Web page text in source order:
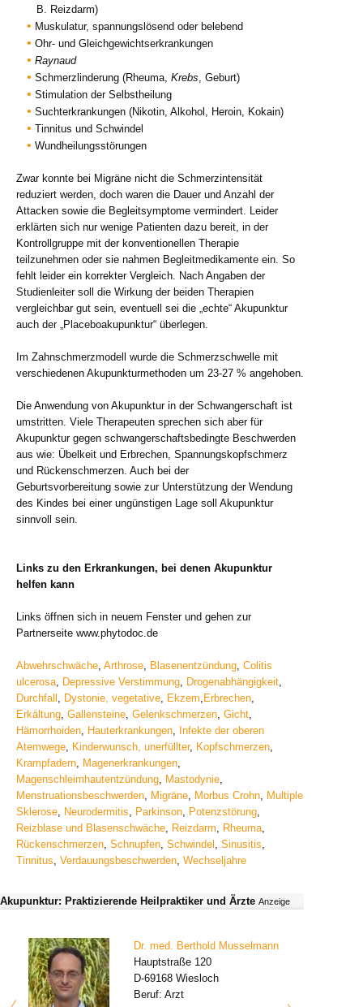
B. Reizdarm)
Muskulatur, spannungslösend oder belebend
Ohr- und Gleichgewichtserkrankungen
Raynaud
Schmerzlinderung (Rheuma,Krebs, Geburt)
Stimulation der Selbstheilung
Suchterkrankungen (Nikotin, Alkohol, Heroin, Kokain)
Tinnitus und Schwindel
Wundheilungsstörungen
Zwar konnte bei Migräne nicht die Schmerzintensität
reduziert werden, doch waren die Dauer und Anzahl der
Attacken sowie die Begleitsymptome vermindert. Leider
erklärten sich nur wenige Patienten dazu bereit, in der
Kontrollgruppe mit der konventionellen Therapie
teilzunehmen oder sie nahmen Begleitmedikamente ein. So
fehlt leider ein korrekter Vergleich. Nach Angaben der
Studienleiter soll die Wirkung der beiden Therapien
vergleichbar gut sein, eventuell sei die „echte“ Akupunktur
auch der „Placeboakupunktur“ überlegen.
Im Zahnschmerzmodell wurde die Schmerzschwelle mit
verschiedenen Akupunkturmethoden um 23-27 % angehoben.
Die Anwendung von Akupunktur in der Schwangerschaft ist
umstritten. Viele Therapeuten sprechen sich aber für
Akupunktur gegen schwangerschaftsbedingte Beschwerden
aus wie: Übelkeit und Erbrechen, Spannungskopfschmerz
und Rückenschmerzen. Auch bei der
Geburtsvorbereitung sowie zur Unterstützung der Wendung
des Kindes bei einer ungünstigen Lage soll Akupunktur
sinnvoll sein.
Links zu den Erkrankungen, bei denen Akupunktur
helfen kann
Links öffnen sich in neuem Fenster und gehen zur
Partnerseite www.phytodoc.de
Abwehrschwäche, Arthrose, Blasenentzündung, Colitis
ulcerosa, Depressive Verstimmung, Drogenabhängigkeit,
Durchfall , Dystonie, vegetative, Ekzem, Erbrechen,
Erkältung, Gallensteine, Gelenkschmerzen, Gicht,
Hämorrhoiden, Hauterkrankungen, Infekte der oberen
Atemwege, Kinderwunsch, unerfüllter, Kopfschmerzen,
Krampfadern, Magenerkrankungen,
Magenschleimhautentzündung, Mastodynie,
Menstruationsbeschwerden, Migräne, Morbus Crohn, Multiple
Sklerose, Neurodermitis, Parkinson, Potenzstörung,
Reizblase und Blasenschwäche, Reizdarm, Rheuma,
Rückenschmerzen, Schnupfen, Schwindel , Sinusitis,
Tinnitus, Verdauungsbeschwerden, Wechseljahre
Akupunktur: Praktizierende Heilpraktiker und Ärzte Anzeige
Dr. med. Berthold Musselmann
Hauptstraße 120
D-69168 Wiesloch
Beruf: Arzt